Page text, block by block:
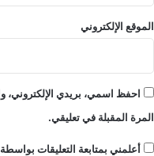
الموقع الإلكتروني
احفظ اسمي، بريدي الإلكتروني،
المرة المقبلة في تعليقي.
أعلمني بمتابعة التعليقات بواسطة